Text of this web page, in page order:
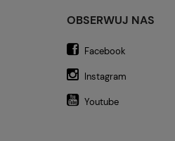
OBSERWUJ NAS
Facebook
Instagram
Youtube